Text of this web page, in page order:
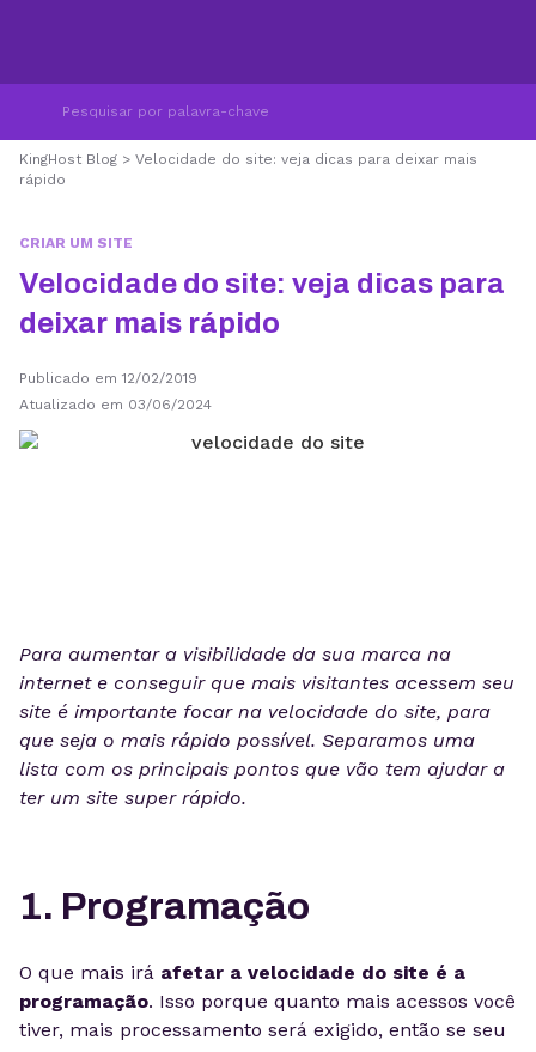
KingHost Blog > Velocidade do site: veja dicas para deixar mais
rápido
CRIAR UM SITE
Velocidade do site: veja dicas para
deixar mais rápido
Publicado em 12/02/2019
Atualizado em 03/06/2024
Para aumentar a visibilidade da sua marca na
internet e conseguir que mais visitantes acessem seu
site é importante focar na velocidade do site, para
que seja o mais rápido possível. Separamos uma
lista com os principais pontos que vão tem ajudar a
ter um site super rápido.
1. Programação
O que mais irá afetar a velocidade do site é a
programação. Isso porque quanto mais acessos você
tiver, mais processamento será exigido, então se seu